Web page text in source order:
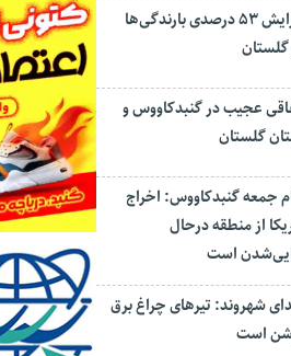
افزایش ۵۳ درصدی بارندگی‌ها
عجیب در‌ گنبدکاووس و
گلستان
جمعه گنبدکاووس: اخراج
از منطقه درحال
است
شهروند: تیرهای چراغ برق
است